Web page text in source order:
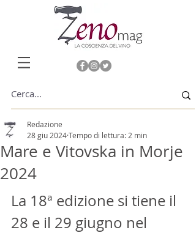
Mare e Vitovska in Morje
2024
Redazione
28 giu 2024Tempo di lettura: 2 min
La 18ª edizione si tiene il
28 e il 29 giugno nel